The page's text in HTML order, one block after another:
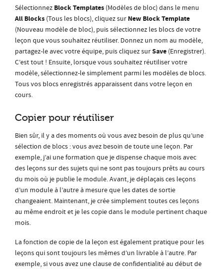
Sélectionnez Block Templates (Modèles de bloc) dans le menu
All Blocks (Tous les blocs), cliquez sur New Block Template
(Nouveau modèle de bloc), puis sélectionnez les blocs de votre
leçon que vous souhaitez réutiliser. Donnez un nom au modèle,
partagez-le avec votre équipe, puis cliquez surSave (Enregistrer).
C’est tout ! Ensuite, lorsque vous souhaitez réutiliser votre
modèle, sélectionnez-le simplement parmi les modèles de blocs.
Tous vos blocs enregistrés apparaissent dans votre leçon en
cours.
Copier pour réutiliser
Bien sûr, il y a des moments où vous avez besoin de plus qu’une
sélection de blocs : vous avez besoin de toute une leçon. Par
exemple, j’ai une formation que je dispense chaque mois avec
des leçons sur des sujets qui ne sont pas toujours prêts au cours
du mois où je publie le module. Avant, je déplaçais ces leçons
d’un module à l’autre à mesure que les dates de sortie
changeaient. Maintenant, je crée simplement toutes ces leçons
au même endroit et je les copie dans le module pertinent chaque
mois.
La fonction de copie de la leçon est également pratique pour les
leçons qui sont toujours les mêmes d’un livrable à l’autre. Par
exemple, si vous avez une clause de confidentialité au début de